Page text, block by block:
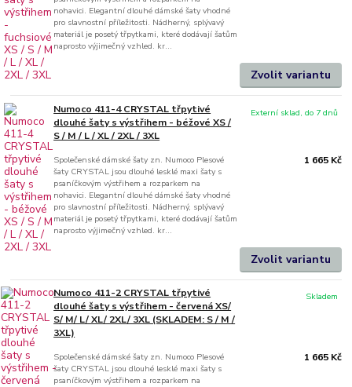
nohavici. Elegantní dlouhé dámské šaty vhodné
pro slavnostní příležitosti. Nádherný, splývavý
materiál je posetý třpytkami, které dodávají šatům
naprosto výjimečný vzhled. kr...
Zvolit variantu
Numoco 411-4 CRYSTAL třpytivé
dlouhé šaty s výstřihem - béžové XS /
S / M / L / XL / 2XL / 3XL
Společenské dámské šaty zn. Numoco Plesové
šaty CRYSTAL jsou dlouhé lesklé maxi šaty s
psaníčkovým výstřihem a rozparkem na
nohavici. Elegantní dlouhé dámské šaty vhodné
pro slavnostní příležitosti. Nádherný, splývavý
materiál je posetý třpytkami, které dodávají šatům
naprosto výjimečný vzhled. kr...
1 665 Kč
Externí sklad, do 7 dnů
Zvolit variantu
Numoco 411-2 CRYSTAL třpytivé
dlouhé šaty s výstřihem - červená XS/
S/ M/ L/ XL/ 2XL/ 3XL (SKLADEM: S / M /
3XL)
Společenské dámské šaty zn. Numoco Plesové
šaty CRYSTAL jsou dlouhé lesklé maxi šaty s
psaníčkovým výstřihem a rozparkem na
1 665 Kč
Skladem